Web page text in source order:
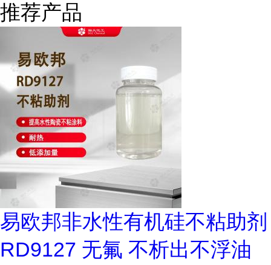
推荐产品
易欧邦非水性有机硅不粘助剂
RD9127 无氟 不析出不浮油